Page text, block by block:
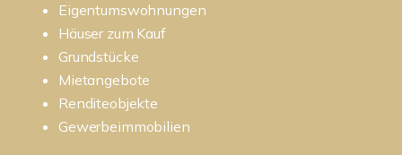
Eigentumswohnungen
Häuser zum Kauf
Grundstücke
Mietangebote
Renditeobjekte
Gewerbeimmobilien